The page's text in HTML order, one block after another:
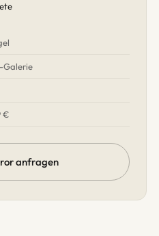
Galerie
€
anfragen